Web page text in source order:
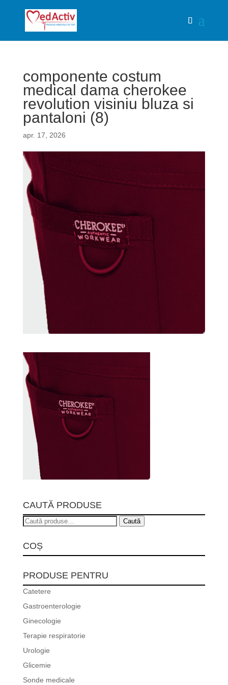
componente costum
medical dama cherokee
revolution visiniu bluza si
pantaloni (8)
apr. 17, 2026
CAUTĂ PRODUSE
Caută
Caută
COȘ
PRODUSE PENTRU
Catetere
Gastroenterologie
Ginecologie
Terapie respiratorie
Urologie
Glicemie
Sonde medicale